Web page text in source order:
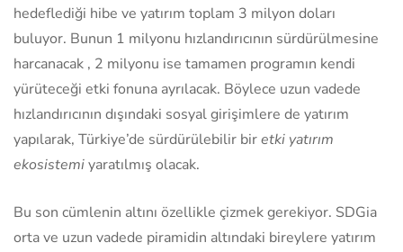
hedeflediği hibe ve yatırım toplam 3 milyon doları
buluyor. Bunun 1 milyonu hızlandırıcının sürdürülmesine
harcanacak , 2 milyonu ise tamamen programın kendi
yürüteceği etki fonuna ayrılacak. Böylece uzun vadede
hızlandırıcının dışındaki sosyal girişimlere de yatırım
yapılarak, Türkiye’de sürdürülebilir biretki yatırım
ekosistemiyaratılmış olacak.
Bu son cümlenin altını özellikle çizmek gerekiyor. SDGia
orta ve uzun vadede piramidin altındaki bireylere yatırım